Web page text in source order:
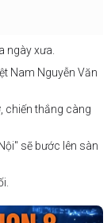
ngày xưa.
Nam Nguyễn Văn
chiến thắng càng
sẽ bước lên sàn